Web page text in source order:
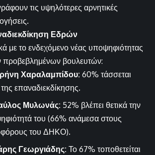
τις υψηλότερες αρνητικές
Εδρών
με το ενδεχόμενο νέας υποψηφιότητας
προβεβλημένων βουλευτών:
Χαραλαμπίδου: 60% τάσσεται
επαναδιεκδίκησης.
Μυλωνάς: 52% βλέπει θετικά την
του (66% ανάμεσα στους
του ΔΗΚΟ).
Γεωργιάδης: Το 67% τοποθετείται